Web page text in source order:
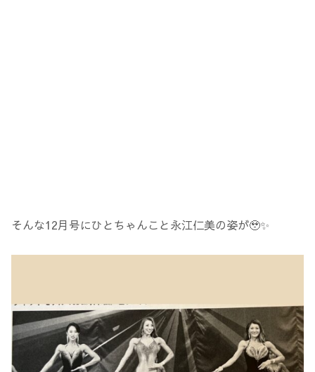
そんな12月号にひとちゃんこと永江仁美の姿が🥹✨